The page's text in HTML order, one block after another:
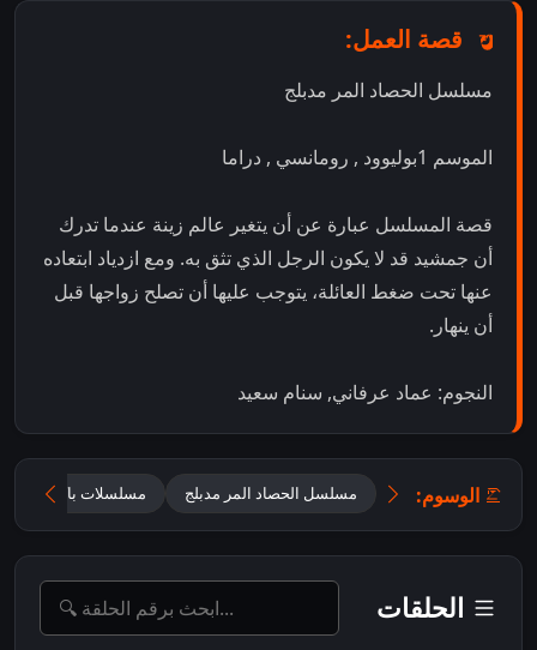
قصة العمل:
مسلسل الحصاد المر مدبلج
الموسم 1بوليوود , رومانسي , دراما
قصة المسلسل عبارة عن أن يتغير عالم زينة عندما تدرك
أن جمشيد قد لا يكون الرجل الذي تثق به. ومع ازدياد ابتعاده
عنها تحت ضغط العائلة، يتوجب عليها أن تصلح زواجها قبل
أن ينهار.
النجوم: عماد عرفاني, سنام سعيد
الوسوم: مسلسل الحصاد المر مدبلج مسلسلات باكستانية
الحلقات